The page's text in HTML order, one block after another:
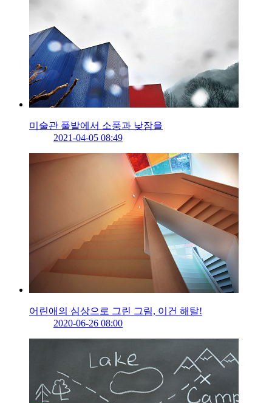
미술관 풀밭에서 소풍과 낮잠을
2021-04-05 08:49
어린애의 심상으로 그린 그림, 이건 해탈!
2020-06-26 08:00